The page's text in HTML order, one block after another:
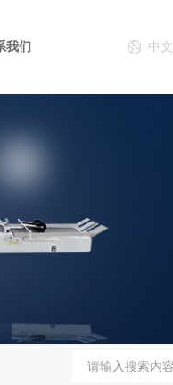
我们 中文
卡片个性化设备